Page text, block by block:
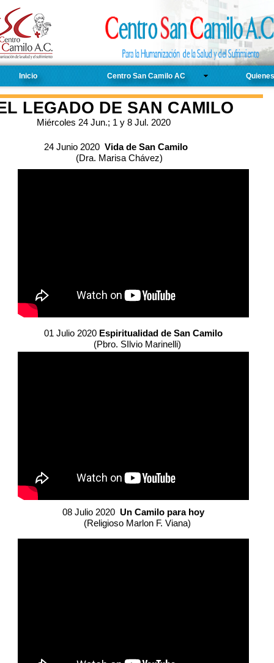
LEGADO DE SAN CAMILO
Miércoles 24 Jun.; 1 y 8 Jul. 2020
24 Junio 2020 Vida de San Camilo
(Dra. Marisa Chávez)
01 Julio 2020 Espiritualidad de San Camilo
(Pbro. SIlvio Marinelli)
08 Julio 2020 Un Camilo para hoy
(Religioso Marlon F. Viana)
Inicio Centro San Camilo AC